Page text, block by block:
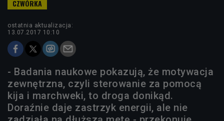
ostatnia aktualizacja:
13.07.2017 10:10
- Badania naukowe pokazują, że motywacja
zewnętrzna, czyli sterowanie za pomocą
kija i marchweki, to droga donikąd.
Doraźnie daje zastrzyk energii, ale nie